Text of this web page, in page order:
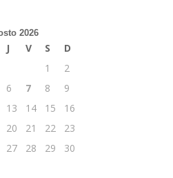
2026
J V S
D
1
2
6 7 8
9
13 14 15
16
20 21 22
23
27 28 29
30